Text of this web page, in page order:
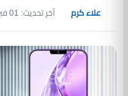
علاء كرم آخر تحديث: 01 فبراير 2022